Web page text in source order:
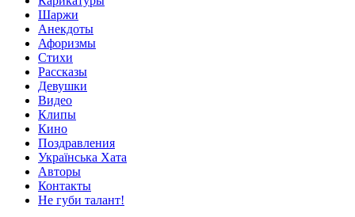
Шаржи
Анекдоты
Афоризмы
Стихи
Рассказы
Девушки
Видео
Клипы
Кино
Поздравления
Українська Хата
Авторы
Контакты
Не губи талант!